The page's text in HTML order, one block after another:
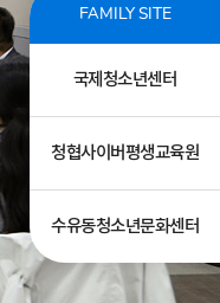
FAMILY SITE
국제청소년센터
청협사이버평생교육원
수유동청소년문화센터